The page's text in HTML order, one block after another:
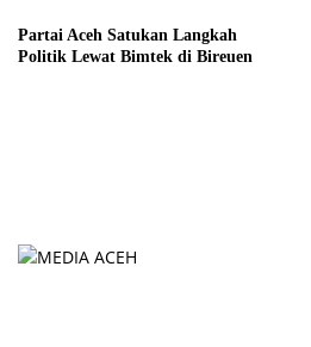
Partai Aceh Satukan Langkah
Politik Lewat Bimtek di Bireuen